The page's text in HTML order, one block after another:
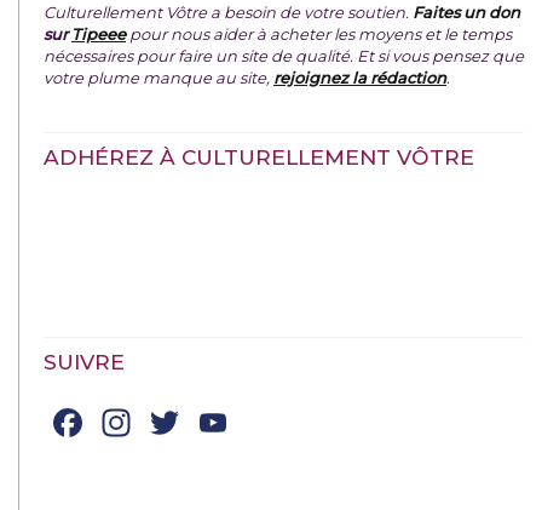
Culturellement Vôtre a besoin de votre soutien. Faites un don
surTipeeepour nous aider à acheter les moyens et le temps
nécessaires pour faire un site de qualité. Et si vous pensez que
votre plume manque au site, rejoignez la rédaction.
ADHÉREZ À CULTURELLEMENT VÔTRE
SUIVRE
Facebook
Instagram
Twitter